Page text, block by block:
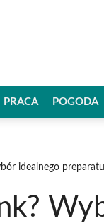
PRACA POGODA
idealnego